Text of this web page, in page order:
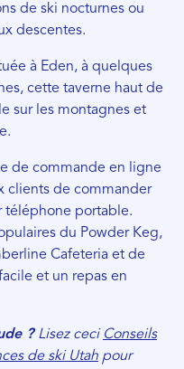
de ski nocturnes ou
descentes.
à Eden, à quelques
cette taverne haut de
sur les montagnes et
de commande en ligne
clients de commander
téléphone portable.
du Powder Keg,
Cafeteria et de
et un repas en
? Lisez ceci Conseils
de ski Utah pour